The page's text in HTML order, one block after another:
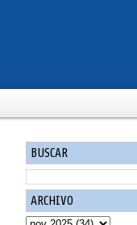
BUSCAR
ARCHIVO